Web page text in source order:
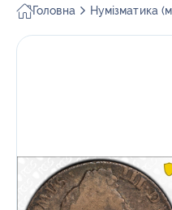
Головна Нумізматика